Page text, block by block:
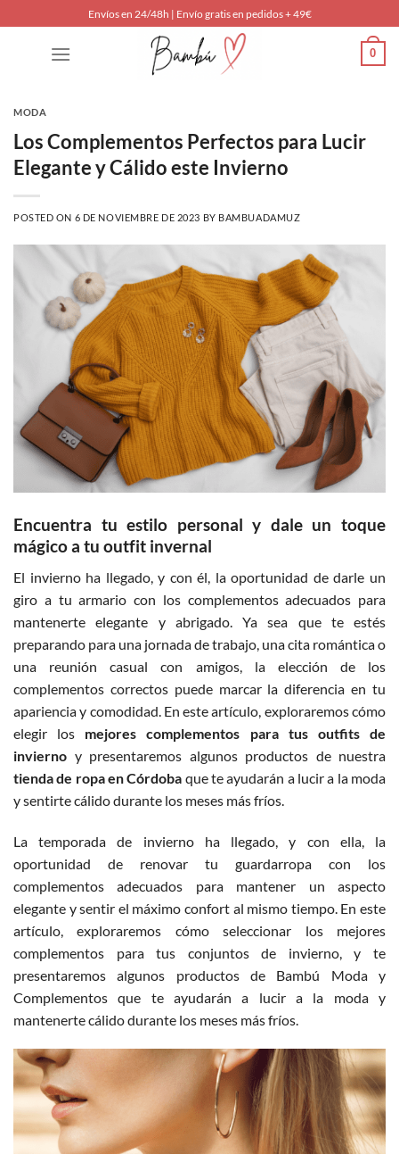
al
contenido
Envíos en 24/48h | Envío gratis en pedidos + 49€
0
MODA
Los Complementos Perfectos para Lucir
Elegante y Cálido este Invierno
POSTED ON 6 DE NOVIEMBRE DE 2023 BY BAMBUADAMUZ
Encuentra tu estilo personal y dale un toque
mágico a tu outfit invernal
El invierno ha llegado, y con él, la oportunidad de darle un
giro a tu armario con los complementos adecuados para
mantenerte elegante y abrigado. Ya sea que te estés
preparando para una jornada de trabajo, una cita romántica o
una reunión casual con amigos, la elección de los
complementos correctos puede marcar la diferencia en tu
apariencia y comodidad. En este artículo, exploraremos cómo
elegir los mejores complementos para tus outfits de
invierno y presentaremos algunos productos de nuestra
tienda de ropa en Córdoba que te ayudarán a lucir a la moda
y sentirte cálido durante los meses más fríos.
La temporada de invierno ha llegado, y con ella, la
oportunidad de renovar tu guardarropa con los
complementos adecuados para mantener un aspecto
elegante y sentir el máximo confort al mismo tiempo. En este
artículo, exploraremos cómo seleccionar los mejores
complementos para tus conjuntos de invierno, y te
presentaremos algunos productos de Bambú Moda y
Complementos que te ayudarán a lucir a la moda y
mantenerte cálido durante los meses más fríos.